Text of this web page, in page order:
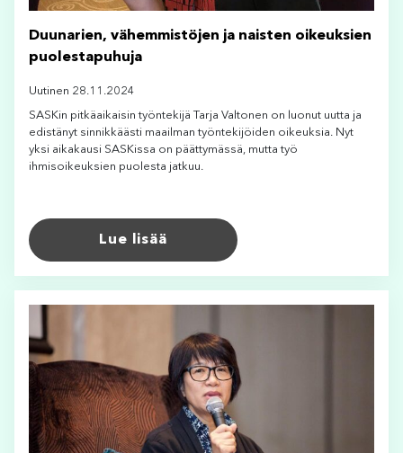
Duunarien, vähemmistöjen ja naisten oikeuksien
puolestapuhuja
Uutinen 28.11.2024
SASKin pitkäaikaisin työntekijä Tarja Valtonen on luonut uutta ja
edistänyt sinnikkäästi maailman työntekijöiden oikeuksia. Nyt
yksi aikakausi SASKissa on päättymässä, mutta työ
ihmisoikeuksien puolesta jatkuu.
Lue lisää